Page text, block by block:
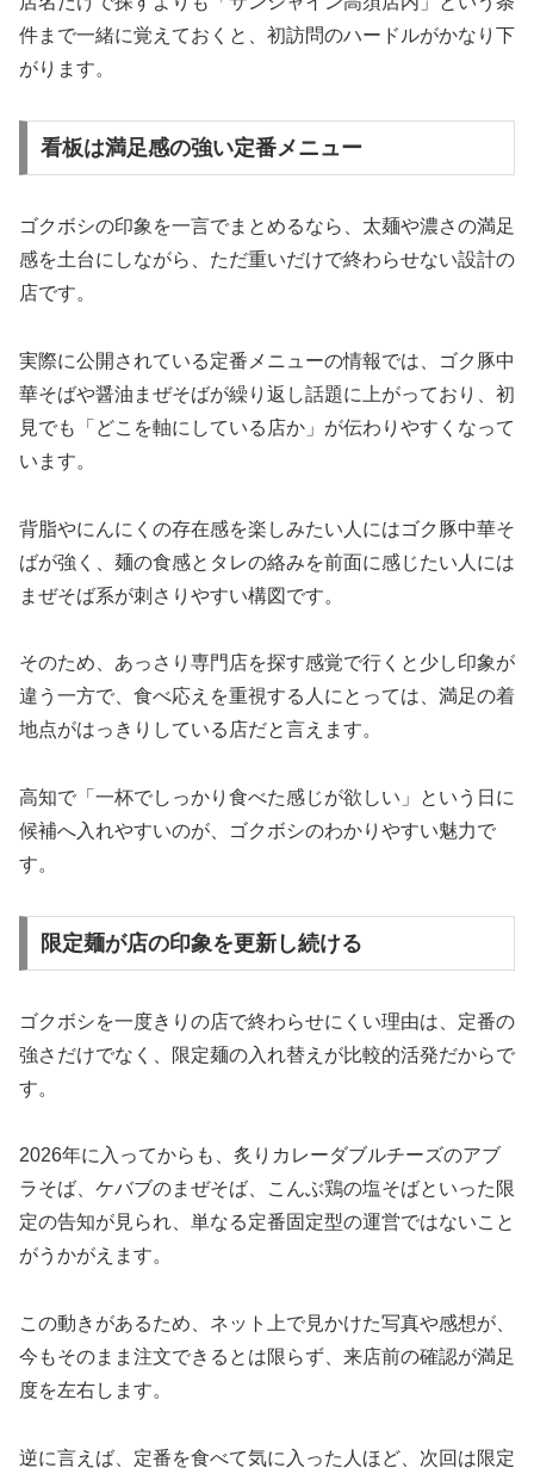
件まで一緒に覚えておくと、初訪問のハードルがかなり下
がります。
看板は満足感の強い定番メニュー
ゴクボシの印象を一言でまとめるなら、太麺や濃さの満足
感を土台にしながら、ただ重いだけで終わらせない設計の
店です。
実際に公開されている定番メニューの情報では、ゴク豚中
華そばや醤油まぜそばが繰り返し話題に上がっており、初
見でも「どこを軸にしている店か」が伝わりやすくなって
います。
背脂やにんにくの存在感を楽しみたい人にはゴク豚中華そ
ばが強く、麺の食感とタレの絡みを前面に感じたい人には
まぜそば系が刺さりやすい構図です。
そのため、あっさり専門店を探す感覚で行くと少し印象が
違う一方で、食べ応えを重視する人にとっては、満足の着
地点がはっきりしている店だと言えます。
高知で「一杯でしっかり食べた感じが欲しい」という日に
候補へ入れやすいのが、ゴクボシのわかりやすい魅力で
す。
限定麺が店の印象を更新し続ける
ゴクボシを一度きりの店で終わらせにくい理由は、定番の
強さだけでなく、限定麺の入れ替えが比較的活発だからで
す。
2026年に入ってからも、炙りカレーダブルチーズのアブ
ラそば、ケバブのまぜそば、こんぶ鶏の塩そばといった限
定の告知が見られ、単なる定番固定型の運営ではないこと
がうかがえます。
この動きがあるため、ネット上で見かけた写真や感想が、
今もそのまま注文できるとは限らず、来店前の確認が満足
度を左右します。
逆に言えば、定番を食べて気に入った人ほど、次回は限定